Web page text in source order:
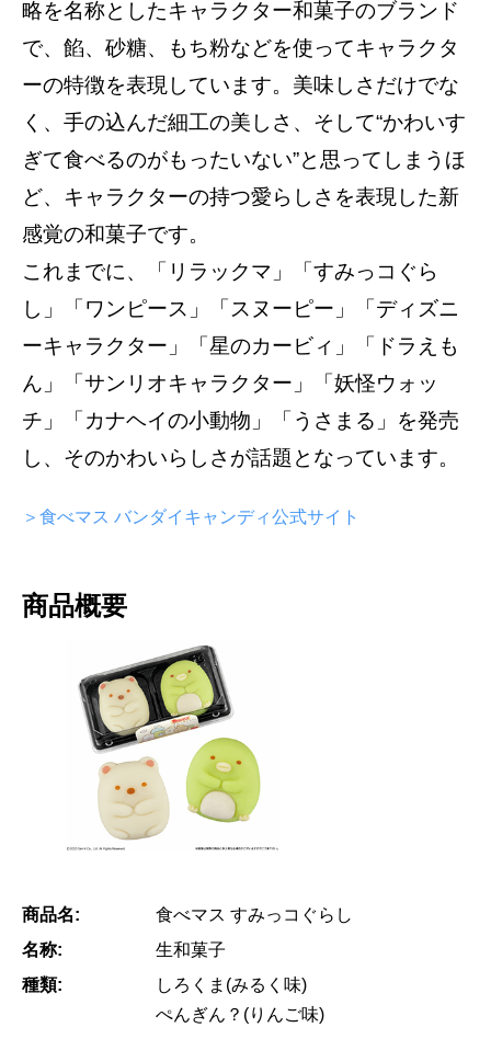
略を名称としたキャラクター和菓子のブランド
で、餡、砂糖、もち粉などを使ってキャラクタ
ーの特徴を表現しています。美味しさだけでな
く、手の込んだ細工の美しさ、そして“かわいす
ぎて食べるのがもったいない”と思ってしまうほ
ど、キャラクターの持つ愛らしさを表現した新
感覚の和菓子です。
これまでに、「リラックマ」「すみっコぐら
し」「ワンピース」「スヌーピー」「ディズニ
ーキャラクター」「星のカービィ」「ドラえも
ん」「サンリオキャラクター」「妖怪ウォッ
チ」「カナヘイの小動物」「うさまる」を発売
し、そのかわいらしさが話題となっています。
＞食べマス バンダイキャンディ公式サイト
商品概要
商品名:
食べマス すみっコぐらし
名称:
生和菓子
種類:
しろくま(みるく味)
ぺんぎん？(りんご味)